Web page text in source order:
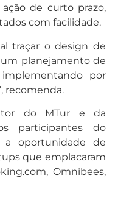
de curto prazo,
com facilidade.
traçar o design de
um planejamento de
por
recomenda.
do MTur e da
participantes do
a oportunidade de
que emplacaram
Omnibees,